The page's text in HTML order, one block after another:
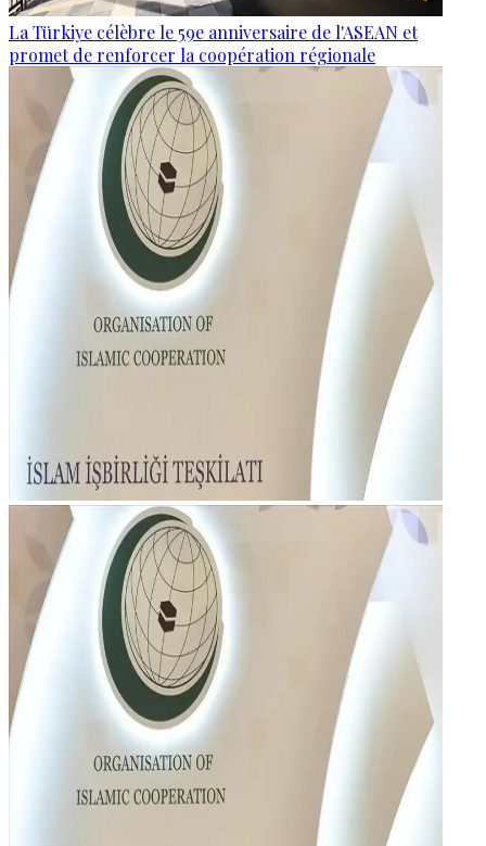
La Türkiye célèbre le 59e anniversaire de l'ASEAN et
promet de renforcer la coopération régionale